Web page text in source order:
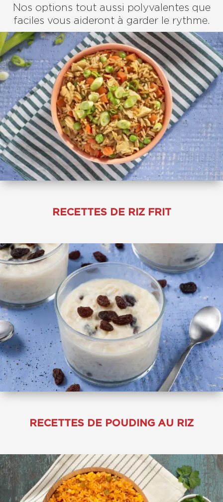
Nos options tout aussi polyvalentes que
faciles vous aideront à garder le rythme.
RECETTES DE RIZ FRIT
RECETTES DE POUDING AU RIZ